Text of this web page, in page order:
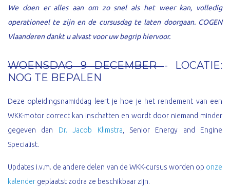
We doen er alles aan om zo snel als het weer kan, volledig
operationeel te zijn en de cursusdag te laten doorgaan. COGEN
Vlaanderen dankt u alvast voor uw begrip hiervoor.
WOENSDAG 9 DECEMBER- LOCATIE:
NOG TE BEPALEN
Deze opleidingsnamiddag leert je hoe je het rendement van een
WKK-motor correct kan inschatten en wordt door niemand minder
gegeven dan Dr. Jacob Klimstra , Senior Energy and Engine
Specialist.
Updates i.v.m. de andere delen van de WKK-cursus worden op onze
kalender geplaatst zodra ze beschikbaar zijn.